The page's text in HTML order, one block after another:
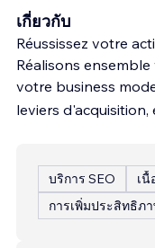
เกี่ยวกับ
Réussissez votre
Réalisons
votre business
leviers d'acquisition,
บริการ SEO
เ
การเพิ่มประสิทธิภ